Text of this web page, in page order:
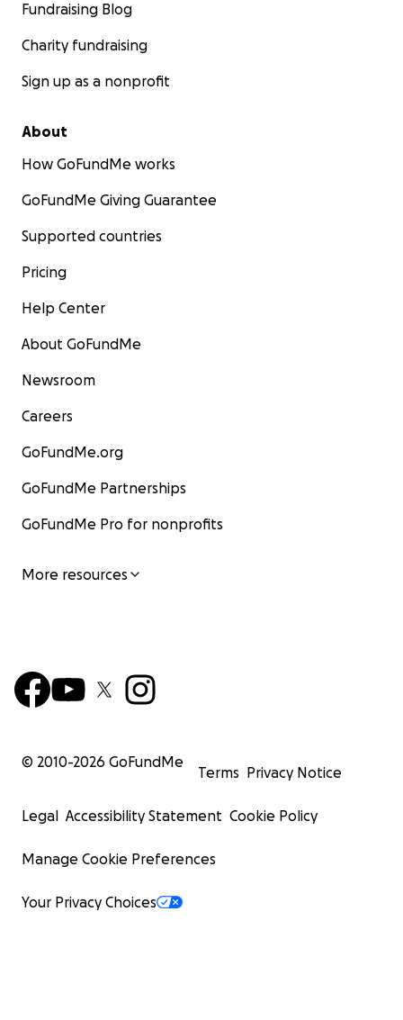
Fundraising Blog
Charity fundraising
Sign up as a nonprofit
About
How GoFundMe works
GoFundMe Giving Guarantee
Supported countries
Pricing
Help Center
About GoFundMe
Newsroom
Careers
GoFundMe.org
GoFundMe Partnerships
GoFundMe Pro for nonprofits
More resources
© 2010-2026 GoFundMe
Terms Privacy Notice
Legal Accessibility Statement Cookie Policy
Manage Cookie Preferences
Your Privacy Choices